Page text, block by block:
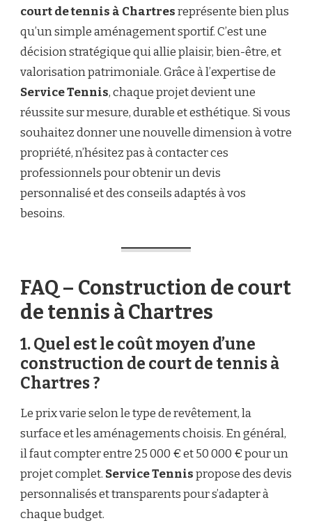
court de tennis à Chartresreprésente bien plus
qu’un simple aménagement sportif. C’est une
décision stratégique qui allie plaisir, bien-être, et
valorisation patrimoniale. Grâce à l’expertise de
Service Tennis, chaque projet devient une
réussite sur mesure, durable et esthétique. Si vous
souhaitez donner une nouvelle dimension à votre
propriété, n’hésitez pas à contacter ces
professionnels pour obtenir un devis
personnalisé et des conseils adaptés à vos
besoins.
FAQ – Construction de court
de tennis à Chartres
1. Quel est le coût moyen d’une
construction de court de tennis à
Chartres ?
Le prix varie selon le type de revêtement, la
surface et les aménagements choisis. En général,
il faut compter entre 25 000 € et 50 000 € pour un
projet complet. Service Tennispropose des devis
personnalisés et transparents pour s’adapter à
chaque budget.